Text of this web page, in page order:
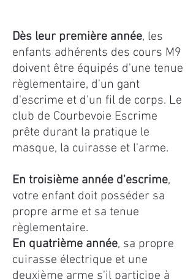
Dès leur première année, les
enfants adhérents des cours M9
doivent être équipés d'une tenue
règlementaire, d'un gant
d'escrime et d'un fil de corps. Le
club de Courbevoie Escrime
prête durant la pratique le
masque, la cuirasse et l'arme.
En troisième année d'escrime,
votre enfant doit posséder sa
propre arme et sa tenue
règlementaire.
En quatrième année, sa propre
cuirasse électrique et une
deuxième arme s'il participe à